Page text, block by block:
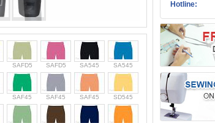
SAFD5 SAFD5 SA545 SA545
SAF45 SAF45 SAF45 SD545
Hotline: